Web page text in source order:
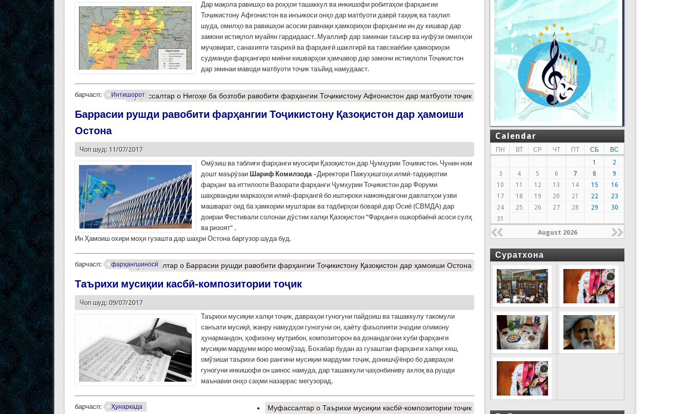
Дар мақола равишҳо ва роҳҳои ташаккул ва инкишофи робитаҳои фарҳангии
Тоҷикистону Афғонистон ва инъикоси онҳо дар матбуоти даврӣ таҳқиқ ва таҳлил
шуда, омилҳо ва равишҳои асосии равнақи ҳамкориҳои фарҳангии ин ду кишвар дар
замони истиқлол муайян гардидааст. Муаллиф дар заминаи таъсир ва нуфӯзи омилҳои
муҷовират, санахияти таърихӣ ва фарҳангӣ шаклгирӣ ва тавсеаёбии ҳамкориҳои
судманди фарҳангиро миёни кишварҳои ҳамҷавор дар замони истиқлоли Тоҷикистон
дар зминаи маводи матбуоти тоҷик таъйид намудааст.
барчасп: ИнтишоротМуфассалтар о Нигоҳе ба бозтоби равобити фарҳангии Тоҷикистону Афғонистон дар матбуоти тоҷик
Баррасии рушди равобити фарҳангии Тоҷикистону Қазоқистон дар ҳамоиши
Остона
Чоп шуд: 11/07/2017
Омӯзиш ва таблиғи фарҳанги муосири Қазоқистон дар Ҷумҳурии Тоҷикистон. Чунин ном
дошт маърӯзаи Шариф Комилзода–Директори Пажуҳишгоҳи илмӣ-тадқиқотии
фарҳанг ва иттилооти Вазорати фарҳанги Ҷумҳурии Тоҷикистон дар Форуми
шаҳрвандии марказҳои илмӣ-фарҳангӣ бо иштироки намояндагони давлатҳои узви
машварат оид ба ҳамкории муштарак ва тадбирҳои боварӣ дар Осиё (СВМДА) дар
доираи Фестивали солонаи дӯстии халқи Қазоқистон “Фарҳанги ошкорбаёнӣ асоси сулҳ
ва ризоят” .
Ин Ҳамоиш охири моҳи гузашта дар шаҳри Остона баргузор шуда буд.
барчасп: фарҳангшиносӣ
Муфассалтар о Баррасии рушди равобити фарҳангии Тоҷикистону Қазоқистон дар ҳамоиши Остона
Таърихи мусиқии касбӣ-композитории тоҷик
Чоп шуд: 09/07/2017
Таърихи мусиқии халқи тоҷик, давраҳои гуногуни пайдоиш ва ташаккулу такомули
санъати мусиқӣ, жанру намудҳои гуногуни он, ҳаёту фаъолияти эҷодии олимону
ҳунармандон, ҳофизону мутрибон, композиторон ва донандагони хуби фарҳанги
мусиқии мардуми моро меомўзад. Бохабар будан аз гузаштаи фарҳанги халқи хеш,
омўзиши таърихи бою рангини мусиқии мардуми тоҷик, донишҷўёнро бо давраҳои
гуногуни инкишофи он шинос намуда, дар ташаккули ҷаҳонбиниву ахлоқ ва рушди
маънавии онҳо саҳми назаррас мегузорад.
барчасп: Ҳунаркада Муфассалтар о Таърихи мусиқии касбӣ-композитории тоҷик
Calendar
ПН ВТ СР ЧТ ПТ СБ
ВС
1
2
3
4 5 6 7 8
9
10
11 12 13 14 15
16
17
18 19 20 21 22
23
24
25 26 27 28 29
30
31
August 2026
Суратхона